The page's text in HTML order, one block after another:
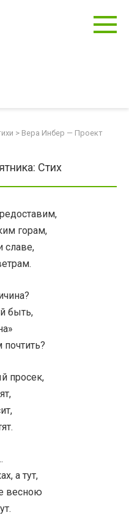
> Вера Инбер — Проект
Стих
горам,
славе,
быть,
просек,
а тут,
весною